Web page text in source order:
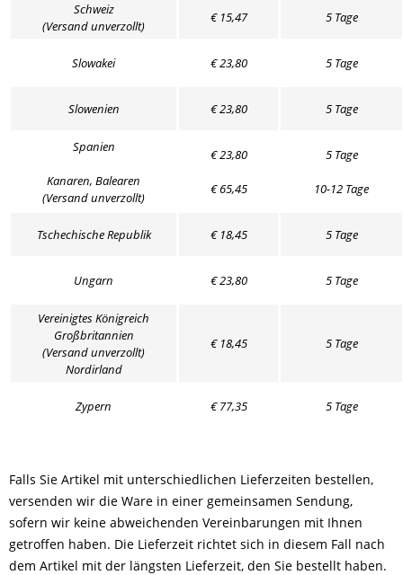
Schweiz
(Versand unverzollt)
€ 15,47 5 Tage
Slowakei € 23,80 5 Tage
Slowenien € 23,80 5 Tage
Spanien
Kanaren, Balearen
(Versand unverzollt)
€ 23,80
€ 65,45
5 Tage
10-12 Tage
Tschechische Republik € 18,45 5 Tage
Ungarn € 23,80 5 Tage
Vereinigtes Königreich
Großbritannien
(Versand unverzollt)
Nordirland
€ 18,45 5 Tage
Zypern € 77,35 5 Tage
Falls Sie Artikel mit unterschiedlichen Lieferzeiten bestellen,
versenden wir die Ware in einer gemeinsamen Sendung,
sofern wir keine abweichenden Vereinbarungen mit Ihnen
getroffen haben. Die Lieferzeit richtet sich in diesem Fall nach
dem Artikel mit der längsten Lieferzeit, den Sie bestellt haben.